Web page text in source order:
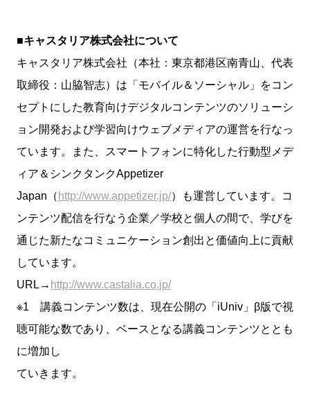
■キャスタリア株式会社について
キャスタリア株式会社（本社：東京都港区南青山、代表
取締役：山脇智志）は「モバイル＆ソーシャル」をコン
セプトにした教育向けデジタルコンテンツのソリューシ
ョン開発および学習向けウェブメディアの運営を行なっ
ています。また、スマートフォンに特化した行動型メデ
ィア＆シンクタンクAppetizer
Japan（ http://www.appetizer.jp/）も運営しています。コ
ンテンツ配信を行なう企業／学校と個人の間で、学びを
通じた新たなコミュニケーション創出と価値向上に貢献
しています。
URL→ http://www.castalia.co.jp/
※1 講義コンテンツ数は、現在公開の「iUniv」β版で視
聴可能な数であり、ベースとなる講義コンテンツととも
に増加し
ていきます。